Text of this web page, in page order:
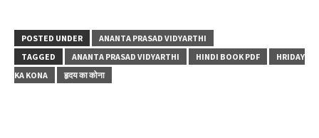
POSTED UNDER
ANANTA PRASAD VIDYARTHI
TAGGED
ANANTA PRASAD VIDYARTHI HINDI BOOK PDF
HRIDAY
KA KONA
हृदय का कोना